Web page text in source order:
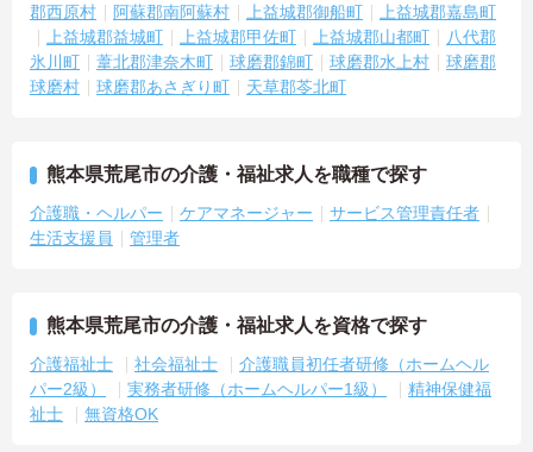
郡西原村
阿蘇郡南阿蘇村 上益城郡御船町
上益城郡嘉島町
上益城郡益城町
上益城郡甲佐町 上益城郡山都町
八代郡
氷川町
葦北郡津奈木町 球磨郡錦町 球磨郡水上村
球磨郡
球磨村
球磨郡あさぎり町 天草郡苓北町
熊本県荒尾市の介護・福祉求人を職種で探す
介護職・ヘルパー ケアマネージャー
サービス管理責任者
生活支援員
管理者
熊本県荒尾市の介護・福祉求人を資格で探す
介護福祉士 社会福祉士
介護職員初任者研修（ホームヘル
パー2級）
実務者研修（ホームヘルパー1級）
精神保健福
祉士
無資格OK